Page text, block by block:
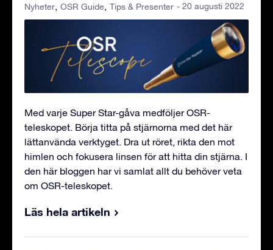
Nyheter OSR Guide Tips & Presenter - 20 augusti 2022
Med varje Super Star-gåva medföljer OSR-
teleskopet. Börja titta på stjärnorna med det här
lättanvända verktyget. Dra ut röret, rikta den mot
himlen och fokusera linsen för att hitta din stjärna. I
den här bloggen har vi samlat allt du behöver veta
om OSR-teleskopet.
Läs hela artikeln